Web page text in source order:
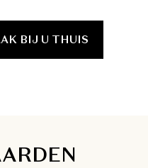
BIJ U THUIS